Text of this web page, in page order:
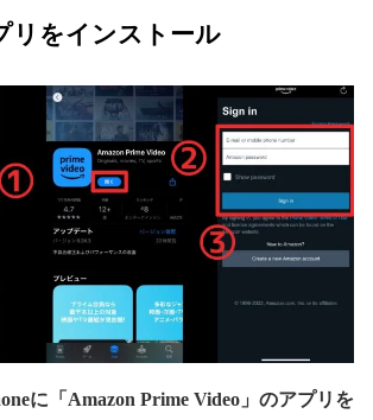
リをインストール
に「Amazon Prime Video」のアプリを